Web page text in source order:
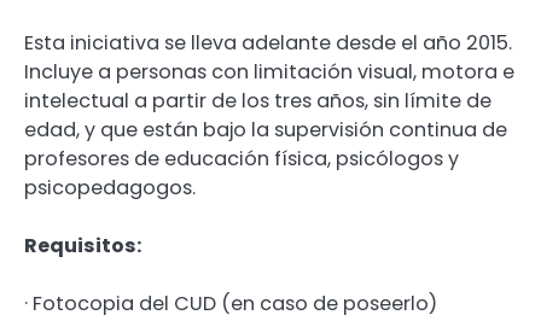
Esta iniciativa se lleva adelante desde el año 2015.
Incluye a personas con limitación visual, motora e
intelectual a partir de los tres años, sin límite de
edad, y que están bajo la supervisión continua de
profesores de educación física, psicólogos y
psicopedagogos.
Requisitos:
· Fotocopia del CUD (en caso de poseerlo)